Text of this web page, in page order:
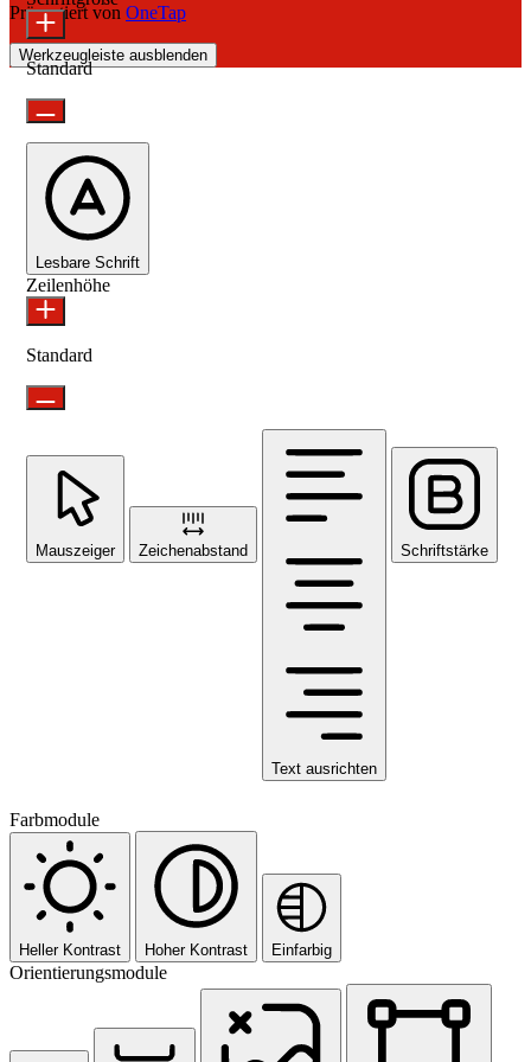
Präsentiert von OneTap
Werkzeugleiste ausblenden
Standard
Lesbare Schrift
Zeilenhöhe
Standard
Mauszeiger Zeichenabstand
Text ausrichten
Schriftstärke
Farbmodule
Heller Kontrast Hoher Kontrast Einfarbig
Orientierungsmodule